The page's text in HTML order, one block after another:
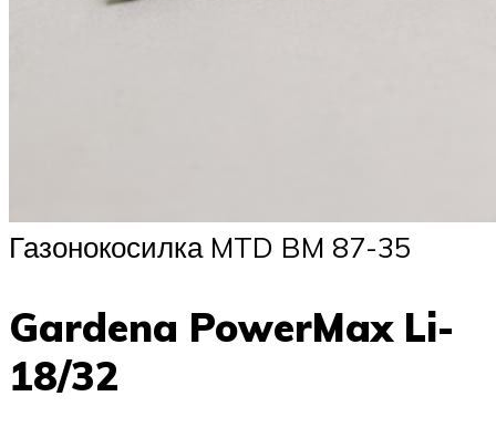
Газонокосилка MTD BM 87-35
Gardena PowerMax Li-
18/32